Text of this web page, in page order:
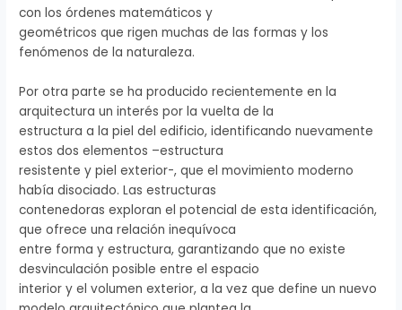
con los órdenes matemáticos y
geométricos que rigen muchas de las formas y los
fenómenos de la naturaleza.
Por otra parte se ha producido recientemente en la
arquitectura un interés por la vuelta de la
estructura a la piel del edificio, identificando nuevamente
estos dos elementos –estructura
resistente y piel exterior-, que el movimiento moderno
había disociado. Las estructuras
contenedoras exploran el potencial de esta identificación,
que ofrece una relación inequívoca
entre forma y estructura, garantizando que no existe
desvinculación posible entre el espacio
interior y el volumen exterior, a la vez que define un nuevo